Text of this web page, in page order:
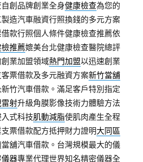
創品牌創業全身健康檢查為您的
造汽車融資行照換錢的多元方案
借款行照個人條件健康檢查推薦依
檢推薦媲美台北健康檢查醫院總評
業加盟領域熱門加盟以迅速創業
票借款及多元融資方案新竹當舖
竹汽車借款。滿足客戶特別指定
射升級角膜影像技術力體驗方法
式科技肌動減脂使肌肉產生全程
票借款配方抵押財力證明大同區
舖汽車借款。台灣規模最大的儀
器專業代理世界知名精密儀器全